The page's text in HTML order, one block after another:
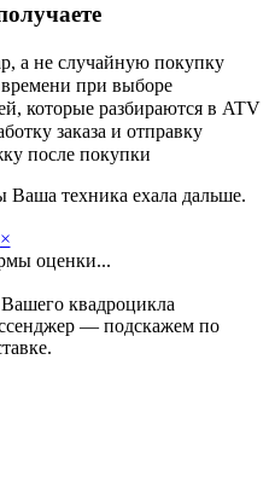
а не случайную покупку
при выборе
которые разбираются в ATV
заказа и отправку
после покупки
Ваша техника ехала дальше.
×
оценки...
квадроцикла
— подскажем по